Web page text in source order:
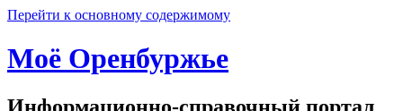
Перейти к основному содержимому
Моё Оренбуржье